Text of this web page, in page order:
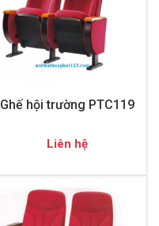
Ghế hội trường PTC119
Liên hệ